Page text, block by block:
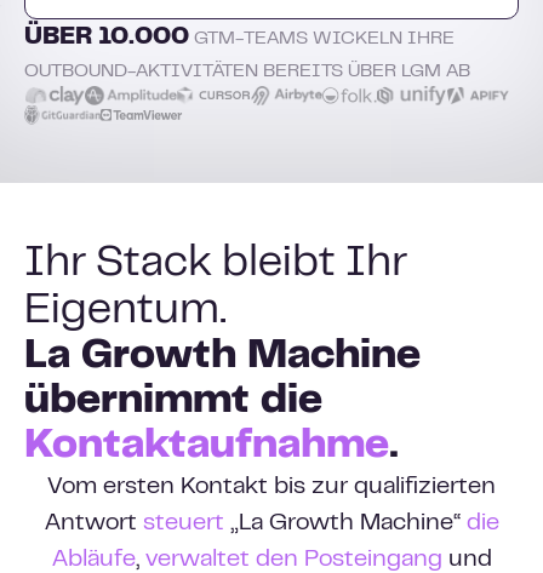
ÜBER 10.000 GTM-TEAMS WICKELN IHRE
OUTBOUND-AKTIVITÄTEN BEREITS ÜBER LGM AB
Ihr Stack bleibt Ihr
Eigentum.
La Growth Machine
übernimmt die
Kontaktaufnahme.
Vom ersten Kontakt bis zur qualifizierten
Antwort steuert „La Growth Machine“ die
Abläufe, verwaltet den Posteingang und